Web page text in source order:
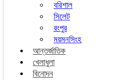
বরিশাল
সিলেট
রংপুর
ময়মনসিংহ
আন্তর্জাতিক
খেলাধুলা
বিনোদন